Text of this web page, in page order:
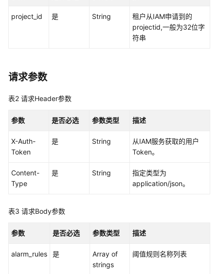
速
户
南
最
实
践
API
参
参
project_id 是 String
租户从IAM申请到的
projectid,一般为32位字
符串
请求参数
表2 请求Header参数
参数 是否必选 参数类型 描述
X-Auth-
Token
是 String
从IAM服务获取的用户
Token。
Content-
Type
是 String
指定类型为
application/json。
表3 请求Body参数
参数 是否必选 参数类型 描述
alarm_rules 是
Array of
strings
阈值规则名称列表